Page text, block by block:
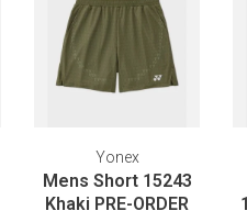
Yonex
Mens Short 15243
Khaki PRE-ORDER